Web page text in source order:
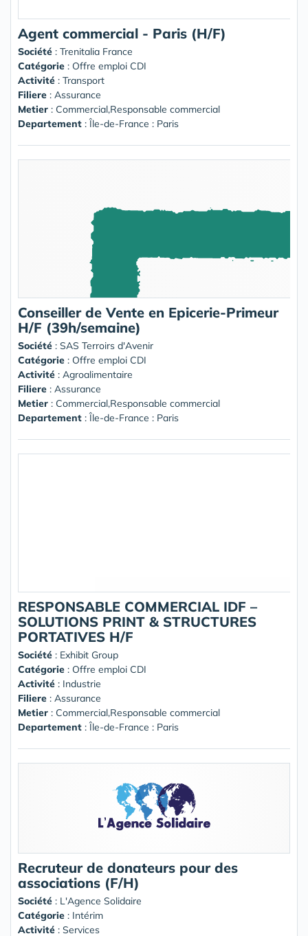
Agent commercial - Paris (H/F)
Société : Trenitalia France
Catégorie : Offre emploi CDI
Activité : Transport
Filiere : Assurance
Metier : Commercial,Responsable commercial
Departement : Île-de-France : Paris
Conseiller de Vente en Epicerie-Primeur
H/F (39h/semaine)
Société : SAS Terroirs d'Avenir
Catégorie : Offre emploi CDI
Activité : Agroalimentaire
Filiere : Assurance
Metier : Commercial,Responsable commercial
Departement : Île-de-France : Paris
RESPONSABLE COMMERCIAL IDF –
SOLUTIONS PRINT & STRUCTURES
PORTATIVES H/F
Société : Exhibit Group
Catégorie : Offre emploi CDI
Activité : Industrie
Filiere : Assurance
Metier : Commercial,Responsable commercial
Departement : Île-de-France : Paris
Recruteur de donateurs pour des
associations (F/H)
Société : L'Agence Solidaire
Catégorie : Intérim
Activité : Services